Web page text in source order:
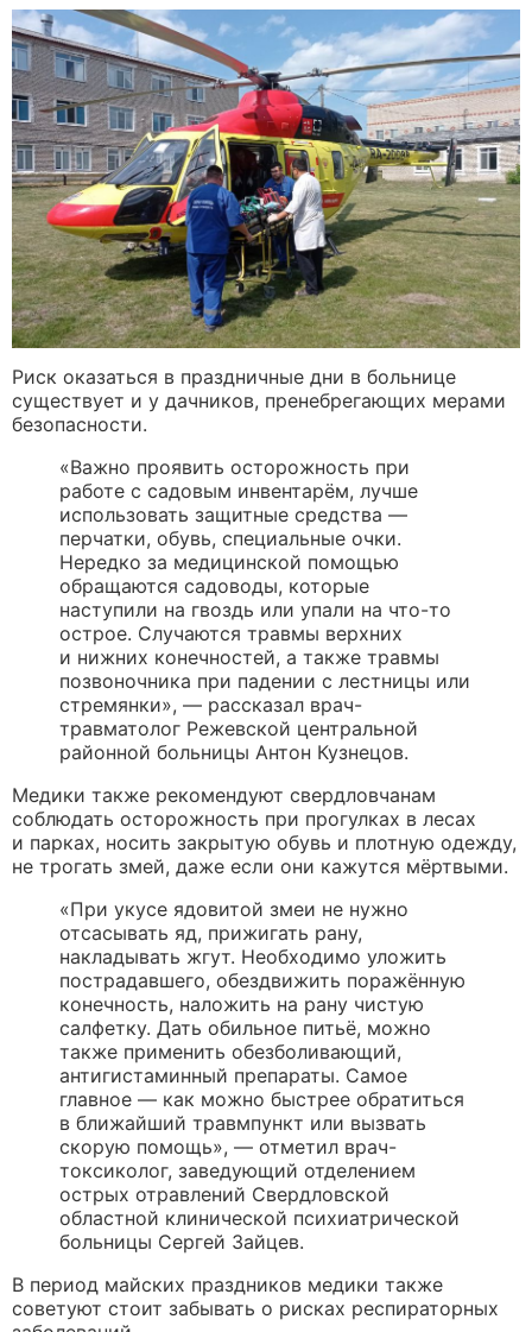
Риск оказаться в праздничные дни в больнице
существует и у дачников, пренебрегающих мерами
безопасности.
«Важно проявить осторожность при
работе с садовым инвентарём, лучше
использовать защитные средства —
перчатки, обувь, специальные очки.
Нередко за медицинской помощью
обращаются садоводы, которые
наступили на гвоздь или упали на что-то
острое. Случаются травмы верхних
и нижних конечностей, а также травмы
позвоночника при падении с лестницы или
стремянки», — рассказал врач-
травматолог Режевской центральной
районной больницы Антон Кузнецов.
Медики также рекомендуют свердловчанам
соблюдать осторожность при прогулках в лесах
и парках, носить закрытую обувь и плотную одежду,
не трогать змей, даже если они кажутся мёртвыми.
«При укусе ядовитой змеи не нужно
отсасывать яд, прижигать рану,
накладывать жгут. Необходимо уложить
пострадавшего, обездвижить поражённую
конечность, наложить на рану чистую
салфетку. Дать обильное питьё, можно
также применить обезболивающий,
антигистаминный препараты. Самое
главное — как можно быстрее обратиться
в ближайший травмпункт или вызвать
скорую помощь», — отметил врач-
токсиколог, заведующий отделением
острых отравлений Свердловской
областной клинической психиатрической
больницы Сергей Зайцев.
В период майских праздников медики также
советуют стоит забывать о рисках респираторных